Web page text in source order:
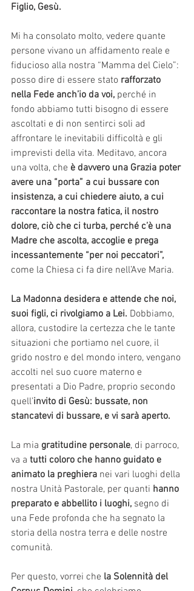
Figlio, Gesù.
Mi ha consolato molto, vedere quante
persone vivano un affidamento reale e
fiducioso alla nostra “Mamma del Cielo”:
posso dire di essere stato rafforzato
nella Fede anch’io da voi, perché in
fondo abbiamo tutti bisogno di essere
ascoltati e di non sentirci soli ad
affrontare le inevitabili difficoltà e gli
imprevisti della vita. Meditavo, ancora
una volta, che è davvero una Grazia poter
avere una “porta” a cui bussare con
insistenza, a cui chiedere aiuto, a cui
raccontare la nostra fatica, il nostro
dolore, ciò che ci turba, perché c’è una
Madre che ascolta, accoglie e prega
incessantemente “per noi peccatori”,
come la Chiesa ci fa dire nell’Ave Maria.
La Madonna desidera e attende che noi,
suoi figli, ci rivolgiamo a Lei. Dobbiamo,
allora, custodire la certezza che le tante
situazioni che portiamo nel cuore, il
grido nostro e del mondo intero, vengano
accolti nel suo cuore materno e
presentati a Dio Padre, proprio secondo
quell’invito di Gesù: bussate, non
stancatevi di bussare, e vi sarà aperto.
La mia gratitudine personale, di parroco,
va a tutti coloro che hanno guidato e
animato la preghiera nei vari luoghi della
nostra Unità Pastorale, per quanti hanno
preparato e abbellito i luoghi, segno di
una Fede profonda che ha segnato la
storia della nostra terra e delle nostre
comunità.
Per questo, vorrei che la Solennità del